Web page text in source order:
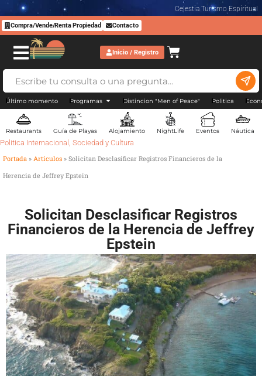
Celestia Turismo Espiritual
Compra/Vende/Renta Propiedad Contacto
Inicio / Registro
Último momento Programas Distincion "Men of Peace" Politica
Restaurants Guía de Playas Alojamiento NightLife Eventos Náutica
Politica Internacional , Sociedad y Cultura
Portada » Artículos » Solicitan Desclasificar Registros Financieros de la
Herencia de Jeffrey Epstein
Solicitan Desclasificar Registros
Financieros de la Herencia de Jeffrey
Epstein